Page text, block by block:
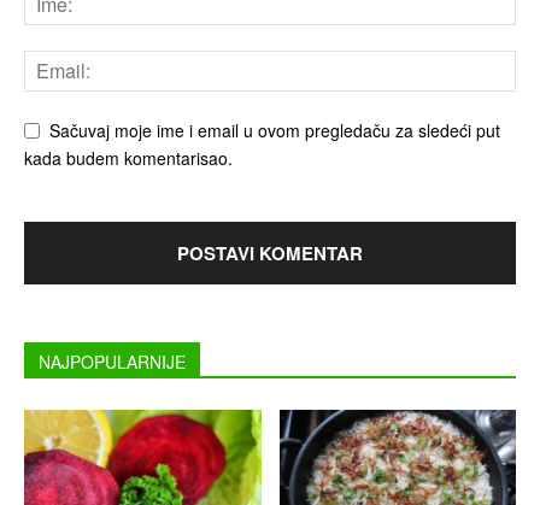
Sačuvaj moje ime i email u ovom pregledaču za sledeći put
kada budem komentarisao.
NAJPOPULARNIJE